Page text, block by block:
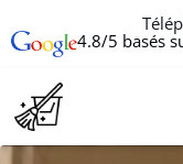
4.8/5 basés